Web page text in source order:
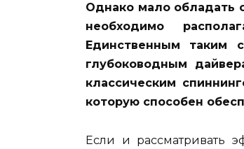
Однако мало обладать
необходимо
Единственным таким
глубоководным
классическим
которую способен
Если и рассматривать